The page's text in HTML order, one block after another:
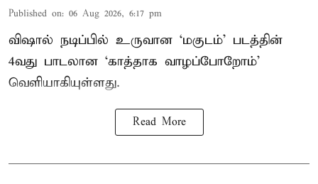
Published on: 06 Aug 2026, 6:17 pm
விஷால் நடிப்பில் உருவான ‘மகுடம்’ படத்தின்
4வது பாடலான ‘காத்தாக வாழப்போறோம்’
வெளியாகியுள்ளது.
Read More